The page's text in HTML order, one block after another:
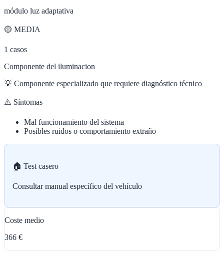
módulo luz adaptativa
🟡 MEDIA
1 casos
Componente del iluminacion
💡 Componente especializado que requiere diagnóstico técnico
⚠️ Síntomas
Mal funcionamiento del sistema
Posibles ruidos o comportamiento extraño
🏠 Test casero
Consultar manual específico del vehículo
Coste medio
366 €